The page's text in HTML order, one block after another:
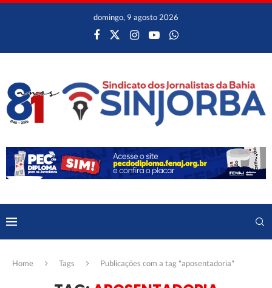
domingo, 9 agosto 2026
Home Tags Publicações com a tag "aposentadoria"